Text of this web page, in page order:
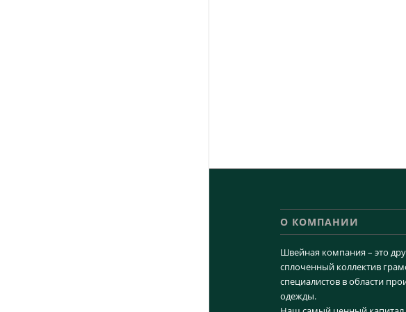
О КОМПАНИИ
Швейная компания – это
сплоченный коллектив
специалистов в области
одежды.